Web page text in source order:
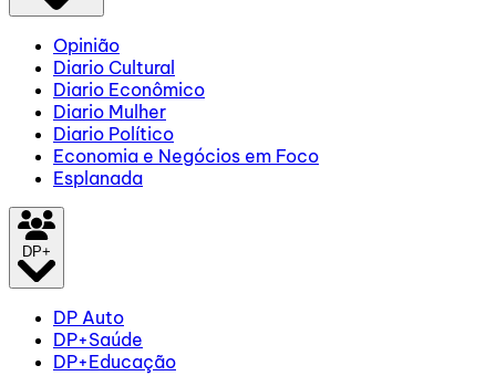
Opinião
Diario Cultural
Diario Econômico
Diario Mulher
Diario Político
Economia e Negócios em Foco
Esplanada
DP+
DP Auto
DP+Saúde
DP+Educação